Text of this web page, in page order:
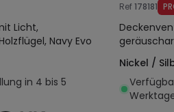
Licht,
Navy Evo
in 4 bis 5
Ref178181
Nickel /